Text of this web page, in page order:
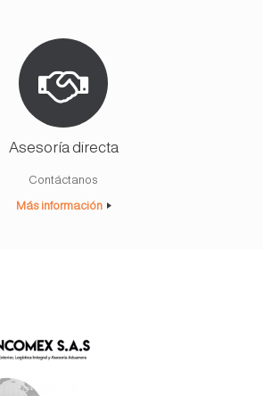
Asesoría directa
Contáctanos
Más información